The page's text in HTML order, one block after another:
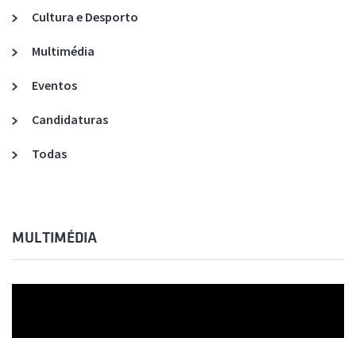
Cultura e Desporto
Multimédia
Eventos
Candidaturas
Todas
MULTIMÉDIA